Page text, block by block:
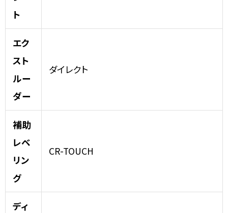
ト
エク
スト
ルー
ダー
ダイレクト
補助
レベ
リン
グ
CR-TOUCH
ディ